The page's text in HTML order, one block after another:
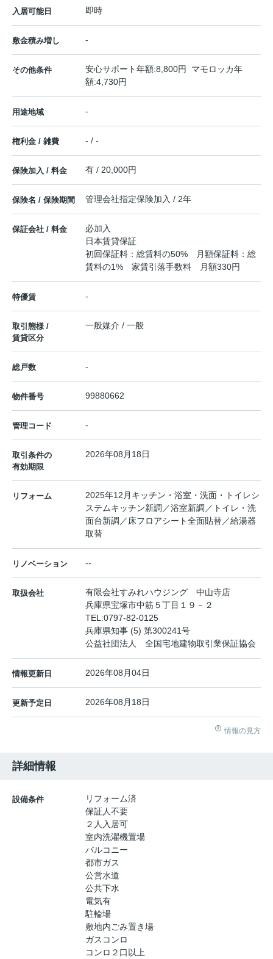
入居可能日 即時
敷金積み増し -
その他条件
安心サポート年額:8,800円 マモロッカ年
額:4,730円
用途地域 -
権利金 / 雑費 - / -
保険加入 / 料金 有 / 20,000円
保険名 / 保険期間 管理会社指定保険加入 / 2年
保証会社 / 料金
必加入
日本賃貸保証
初回保証料：総賃料の50% 月額保証料：総
賃料の1% 家賃引落手数料 月額330円
特優賃 -
取引態様 /
賃貸区分
一般媒介 / 一般
総戸数 -
物件番号 99880662
管理コード -
取引条件の
有効期限
2026年08月18日
リフォーム
2025年12月キッチン・浴室・洗面・トイレシ
ステムキッチン新調／浴室新調／トイレ・洗
面台新調／床フロアシート全面貼替／給湯器
取替
リノベーション --
取扱会社
有限会社すみれハウジング 中山寺店
兵庫県宝塚市中筋５丁目１９－２
TEL:0797-82-0125
兵庫県知事 (5) 第300241号
公益社団法人 全国宅地建物取引業保証協会
情報更新日 2026年08月04日
更新予定日 2026年08月18日
情報の見方
詳細情報
設備条件
リフォーム済
保証人不要
２人入居可
室内洗濯機置場
バルコニー
都市ガス
公営水道
公共下水
電気有
駐輪場
敷地内ごみ置き場
ガスコンロ
コンロ２口以上